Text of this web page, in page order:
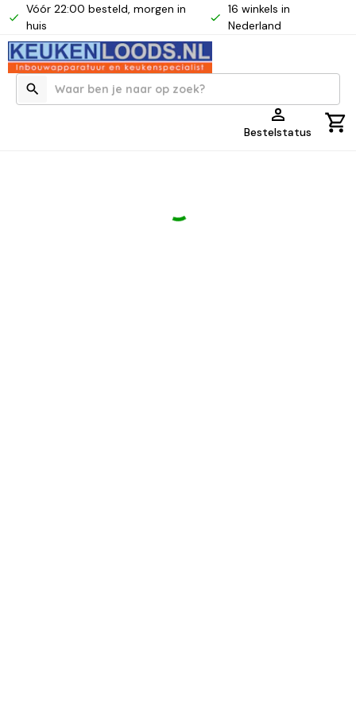
Vóór 22:00 besteld, morgen in
huis
16 winkels in
Nederland
Bestelstatus